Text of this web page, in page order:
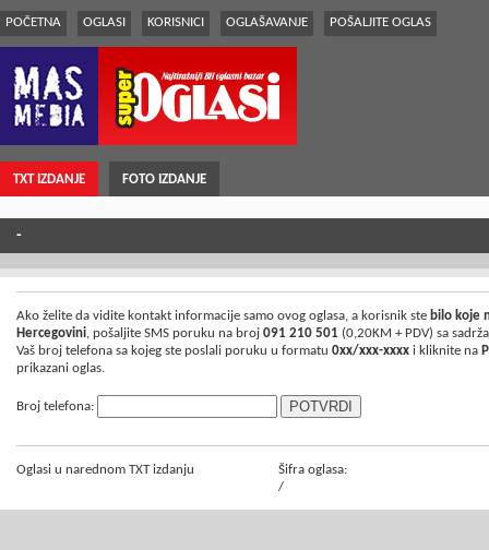
POČETNA OGLASI KORISNICI OGLAŠAVANJE POŠALJITE OGLAS
TXT IZDANJE FOTO IZDANJE
-
Ako želite da vidite kontakt informacije samo ovog oglasa, a korisnik ste bilo koje
Hercegovini, pošaljite SMS poruku na broj 091 210 501 (0,20KM + PDV) sa
Vaš broj telefona sa kojeg ste poslali poruku u formatu 0xx/xxx-xxxx i kliknite na
prikazani oglas.
Broj telefona:
Oglasi u narednom TXT izdanju
Šifra oglasa:
/